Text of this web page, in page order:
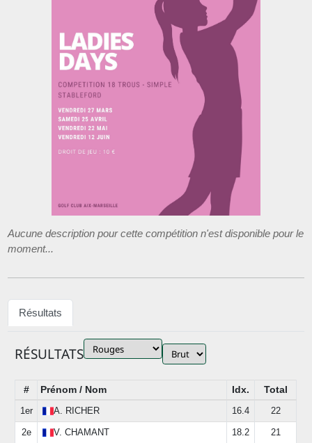
Aucune description pour cette compétition n'est disponible pour le
moment...
Résultats
RÉSULTATS
# Prénom / Nom Idx. Total
1er A. RICHER 16.4 22
2e V. CHAMANT 18.2 21